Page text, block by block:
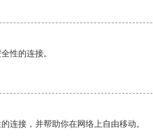
性的连接。
连接，并帮助你在网络上自由移动。